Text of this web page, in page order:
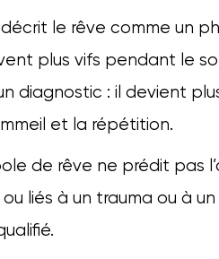
le rêve comme un
plus vifs pendant le
diagnostic : il devient
et la répétition.
de rêve ne prédit pas
liés à un trauma ou à